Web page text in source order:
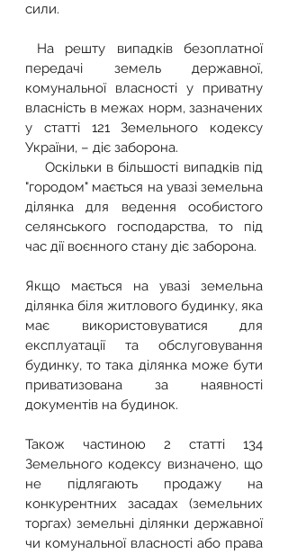
сили.
На решту випадків безоплатної
передачі земель державної,
комунальної власності у приватну
власність в межах норм, зазначених
у статті 121 Земельного кодексу
України, – діє заборона.
Оскільки в більшості випадків під
"городом" мається на увазі земельна
ділянка для ведення особистого
селянського господарства, то під
час дії воєнного стану діє заборона.
Якщо мається на увазі земельна
ділянка біля житлового будинку, яка
має використовуватися для
експлуатації та обслуговування
будинку, то така ділянка може бути
приватизована за наявності
документів на будинок.
Також частиною 2 статті 134
Земельного кодексу визначено, що
не підлягають продажу на
конкурентних засадах (земельних
торгах) земельні ділянки державної
чи комунальної власності або права